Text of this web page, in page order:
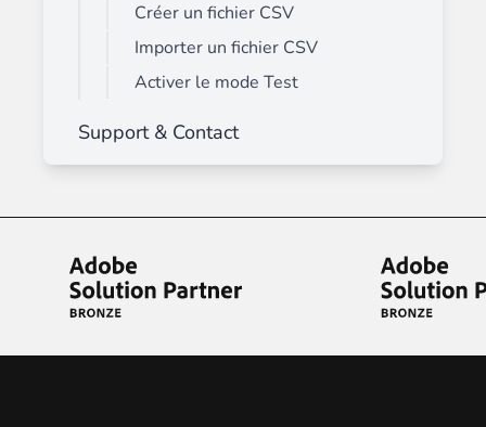
Créer un fichier CSV
Importer un fichier CSV
Activer le mode Test
Support & Contact